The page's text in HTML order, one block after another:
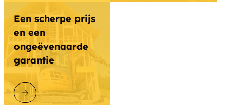
Een scherpe prijs
en een
ongeëvenaarde
garantie
ONTDEK GOLIATHTECH